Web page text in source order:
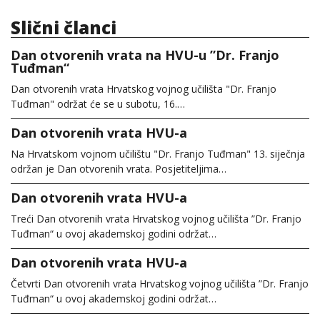
Slični članci
Dan otvorenih vrata na HVU-u ”Dr. Franjo
Tuđman“
Dan otvorenih vrata Hrvatskog vojnog učilišta "Dr. Franjo
Tuđman" održat će se u subotu, 16.…
Dan otvorenih vrata HVU-a
Na Hrvatskom vojnom učilištu "Dr. Franjo Tuđman" 13. siječnja
održan je Dan otvorenih vrata. Posjetiteljima…
Dan otvorenih vrata HVU-a
Treći Dan otvorenih vrata Hrvatskog vojnog učilišta ”Dr. Franjo
Tuđman“ u ovoj akademskoj godini održat…
Dan otvorenih vrata HVU-a
Četvrti Dan otvorenih vrata Hrvatskog vojnog učilišta ”Dr. Franjo
Tuđman“ u ovoj akademskoj godini održat…